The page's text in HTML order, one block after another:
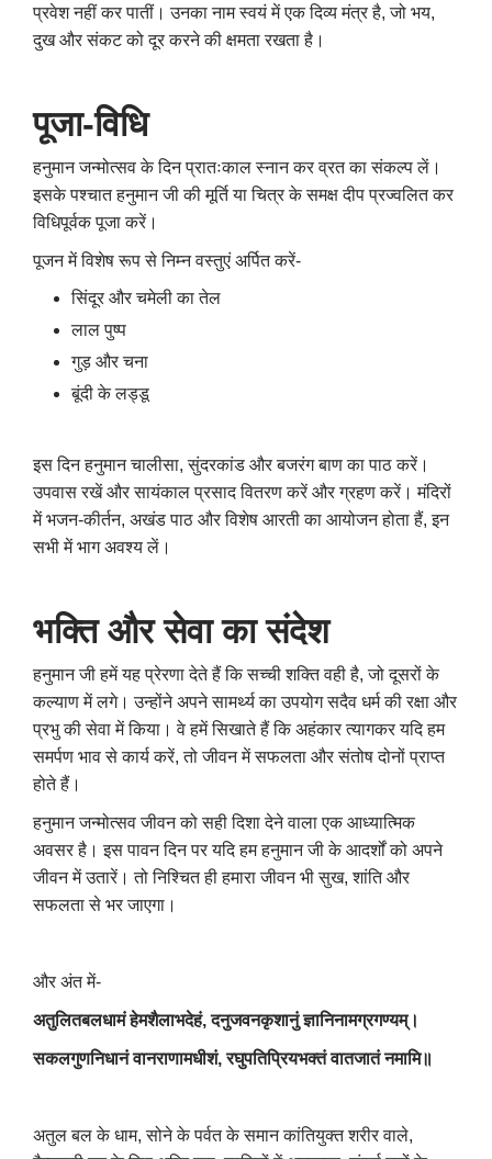
प्रवेश नहीं कर पातीं। उनका नाम स्वयं में एक दिव्य मंत्र है, जो भय,
दुख और संकट को दूर करने की क्षमता रखता है।
पूजा-विधि
हनुमान जन्मोत्सव के दिन प्रातःकाल स्नान कर व्रत का संकल्प लें।
इसके पश्चात हनुमान जी की मूर्ति या चित्र के समक्ष दीप प्रज्वलित कर
विधिपूर्वक पूजा करें।
पूजन में विशेष रूप से निम्न वस्तुएं अर्पित करें-
सिंदूर और चमेली का तेल
लाल पुष्प
गुड़ और चना
बूंदी के लड्डू
इस दिन हनुमान चालीसा, सुंदरकांड और बजरंग बाण का पाठ करें।
उपवास रखें और सायंकाल प्रसाद वितरण करें और ग्रहण करें। मंदिरों
में भजन-कीर्तन, अखंड पाठ और विशेष आरती का आयोजन होता हैं, इन
सभी में भाग अवश्य लें।
भक्ति और सेवा का संदेश
हनुमान जी हमें यह प्रेरणा देते हैं कि सच्ची शक्ति वही है, जो दूसरों के
कल्याण में लगे। उन्होंने अपने सामर्थ्य का उपयोग सदैव धर्म की रक्षा और
प्रभु की सेवा में किया। वे हमें सिखाते हैं कि अहंकार त्यागकर यदि हम
समर्पण भाव से कार्य करें, तो जीवन में सफलता और संतोष दोनों प्राप्त
होते हैं।
हनुमान जन्मोत्सव जीवन को सही दिशा देने वाला एक आध्यात्मिक
अवसर है। इस पावन दिन पर यदि हम हनुमान जी के आदर्शों को अपने
जीवन में उतारें। तो निश्चित ही हमारा जीवन भी सुख, शांति और
सफलता से भर जाएगा।
और अंत में-
अतुलितबलधामं हेमशैलाभदेहं, दनुजवनकृशानुं ज्ञानिनामग्रगण्यम्।
सकलगुणनिधानं वानराणामधीशं, रघुपतिप्रियभक्तं वातजातं नमामि॥
अतुल बल के धाम, सोने के पर्वत के समान कांतियुक्त शरीर वाले,